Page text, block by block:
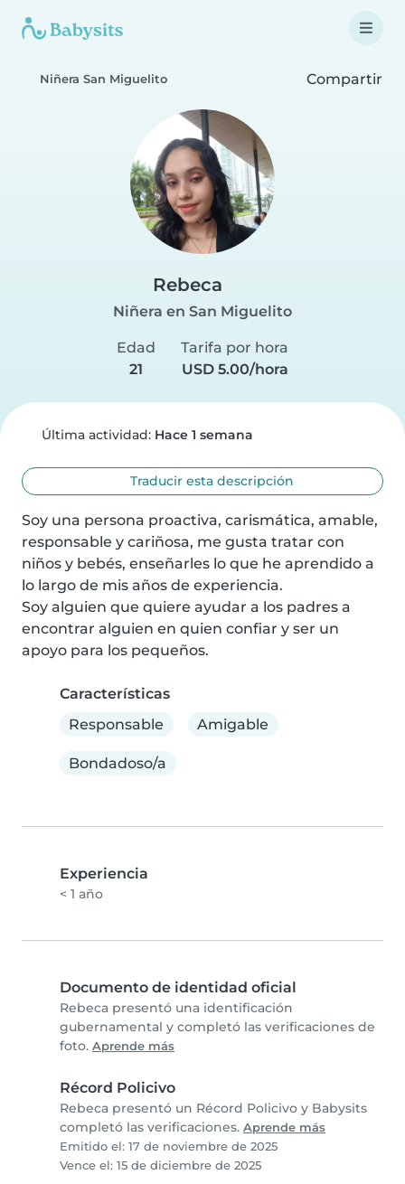
Niñera San Miguelito Compartir
Rebeca
Niñera en San Miguelito
Edad
21
Tarifa por hora
USD 5.00/hora
Última actividad: Hace 1 semana
Traducir esta descripción
Soy una persona proactiva, carismática, amable,
responsable y cariñosa, me gusta tratar con
niños y bebés, enseñarles lo que he aprendido a
lo largo de mis años de experiencia.
Soy alguien que quiere ayudar a los padres a
encontrar alguien en quien confiar y ser un
apoyo para los pequeños.
Características
Responsable
Amigable
Bondadoso/a
Experiencia
< 1 año
Documento de identidad oficial
Rebeca presentó una identificación
gubernamental y completó las verificaciones de
foto. Aprende más
Récord Policivo
Rebeca presentó un Récord Policivo y Babysits
completó las verificaciones. Aprende más
Emitido el: 17 de noviembre de 2025
Vence el: 15 de diciembre de 2025